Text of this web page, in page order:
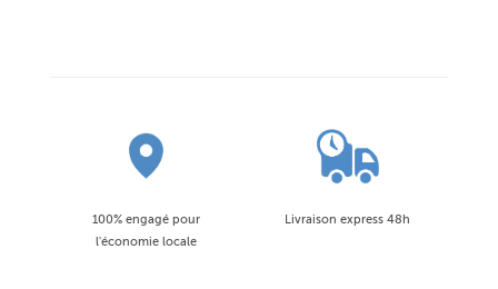
100% engagé pour
l'économie locale
Livraison express 48h